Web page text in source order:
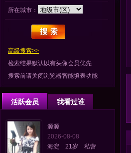
所在城市：
高级搜索>>
检索结果默认以有头像会员优先
搜索前请关闭浏览器智能填表功能
活跃会员 我看过谁
源源
2026-08-08
海淀 21岁 私营